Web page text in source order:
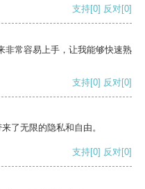
支持[0] 反对[0]
非常容易上手，让我能够快速熟
支持[0] 反对[0]
了无限的隐私和自由。
支持[0] 反对[0]